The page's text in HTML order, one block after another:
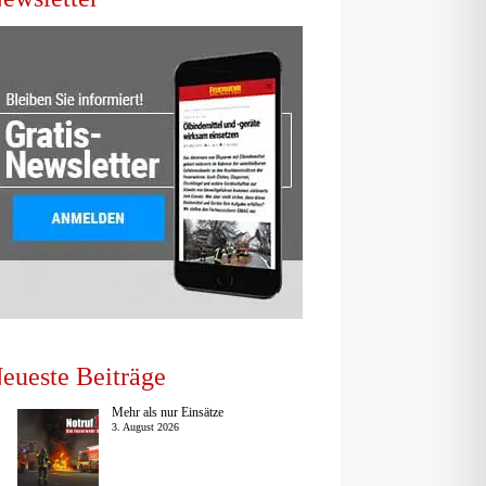
Beiträge
Mehr als nur Einsätze
3. August 2026